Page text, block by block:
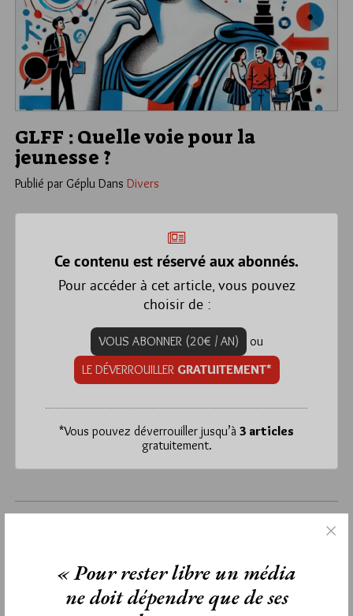
GLFF : Quelle voie pour la
jeunesse ?
Publié par Géplu Dans Divers
Ce contenu est réservé aux abonnés.
Pour accéder à cet article, vous pouvez
choisir de :
VOUS ABONNER (20€ / AN)
ou
LE DÉVERROUILLER GRATUITEMENT*
*Vous pouvez déverrouiller jusqu’à 3 articles
gratuitement.
Étiquettes :Béatrice Benabbes,Eddy Khaldy, Iannis Roder
« Pour rester libre un média
ne doit dépendre que de ses